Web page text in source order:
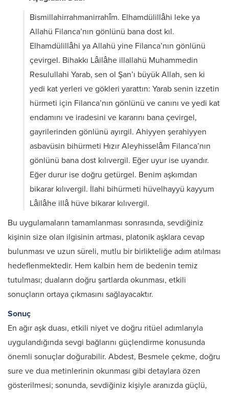
Bismillahirrahmanirrahîm. Elhamdülillâhi leke ya
Allahü Filanca’nın gönlünü bana dost kıl.
Elhamdülillâhi ya Allahü yine Filanca’nın gönlünü
çevirgel. Bihakkı Lâilâhe illallahü Muhammedin
Resulullahi Yarab, sen ol Şan’ı büyük Allah, sen ki
yedi kat yerleri ve gökleri yarattın: Yarab senin izzetin
hürmeti için Filanca’nın gönlünü ve canını ve yedi kat
endamını ve iradesini ve kararını bana çevirgel,
gayrilerinden gönlünü ayırgil. Ahiyyen şerahiyyen
asbavüsin bihürmeti Hızır Aleyhisselâm Filanca’nın
gönlünü bana dost kılıvergil. Eğer uyur ise uyandır.
Eğer durur ise doğru getürgel. Benim aşkımdan
bikarar kılıvergil. İlahi bihürmeti hüvelhayyü kayyum
Lâilâhe illâ hüve bikarar kılıvergil.
Bu uygulamaların tamamlanması sonrasında, sevdiğiniz
kişinin size olan ilgisinin artması, platonik aşklara cevap
bulunması ve uzun süreli, mutlu bir birlikteliğe adım atılması
hedeflenmektedir. Hem kalbin hem de bedenin temiz
tutulması; duaların doğru şartlarda okunması, etkili
sonuçların ortaya çıkmasını sağlayacaktır.
Sonuç
En ağır aşk duası, etkili niyet ve doğru ritüel adımlarıyla
uygulandığında sevgi bağlarını güçlendirme konusunda
önemli sonuçlar doğurabilir. Abdest, Besmele çekme, doğru
sure ve dua metinlerinin okunması gibi detaylara özen
gösterilmesi; sonunda, sevdiğiniz kişiyle aranızda güçlü,